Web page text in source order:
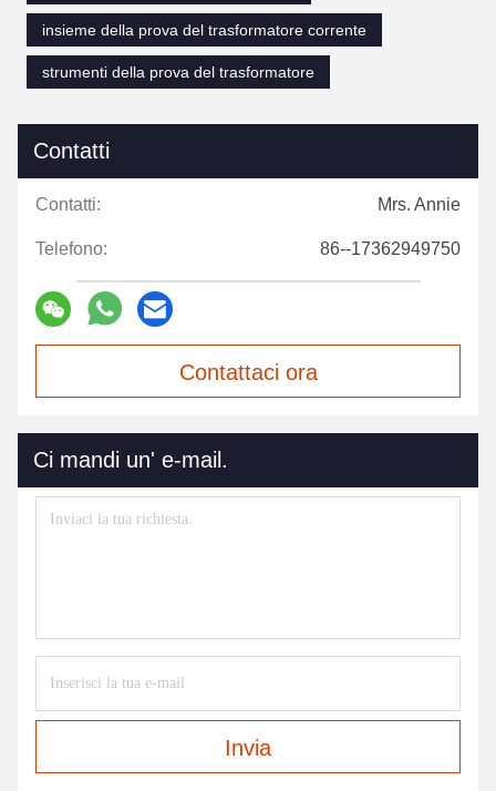
insieme della prova del trasformatore corrente
strumenti della prova del trasformatore
Contatti
Contatti: Mrs. Annie
Telefono: 86--17362949750
Contattaci ora
Ci mandi un' e-mail.
Invia